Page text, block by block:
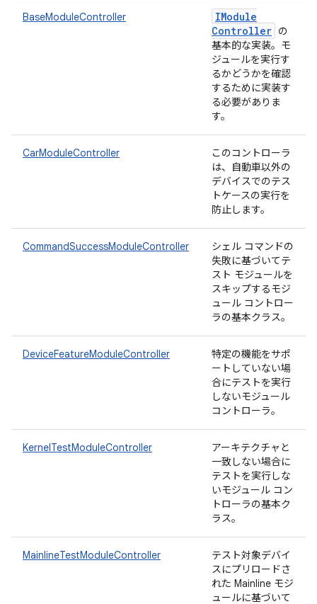
BaseModuleController
IModule
Controller の
基本的な実装。モ
ジュールを実行す
るかどうかを確認
するために実装す
る必要がありま
す。
CarModuleController
このコントローラ
は、自動車以外の
デバイスでのテス
トケースの実行を
防止します。
CommandSuccessModuleController
シェル コマンドの
失敗に基づいてテ
スト モジュールを
スキップするモジ
ュール コントロー
ラの基本クラス。
DeviceFeatureModuleController
特定の機能をサポ
ートしていない場
合にテストを実行
しないモジュール
コントローラ。
KernelTestModuleController
アーキテクチャと
一致しない場合に
テストを実行しな
いモジュール コン
トローラの基本ク
ラス。
MainlineTestModuleController
テスト対象デバイ
スにプリロードさ
れた Mainline モジ
ュールに基づいて